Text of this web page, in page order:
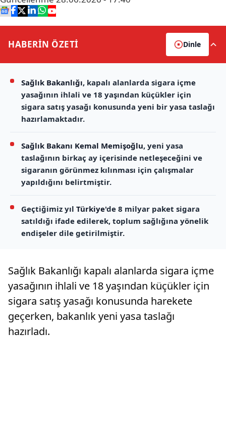
HABERİN ÖZETİ Dinle
Sağlık Bakanlığı, kapalı alanlarda sigara içme
yasağının ihlali ve 18 yaşından küçükler için
sigara satış yasağı konusunda yeni bir yasa taslağı
hazırlamaktadır.
Sağlık Bakanı Kemal Memişoğlu, yeni yasa
taslağının birkaç ay içerisinde netleşeceğini ve
sigaranın görünmez kılınması için çalışmalar
yapıldığını belirtmiştir.
Geçtiğimiz yıl Türkiye'de 8 milyar paket sigara
satıldığı ifade edilerek, toplum sağlığına yönelik
endişeler dile getirilmiştir.
Sağlık Bakanlığı kapalı alanlarda sigara içme
yasağının ihlali ve 18 yaşından küçükler için
sigara satış yasağı konusunda harekete
geçerken, bakanlık yeni yasa taslağı
hazırladı.